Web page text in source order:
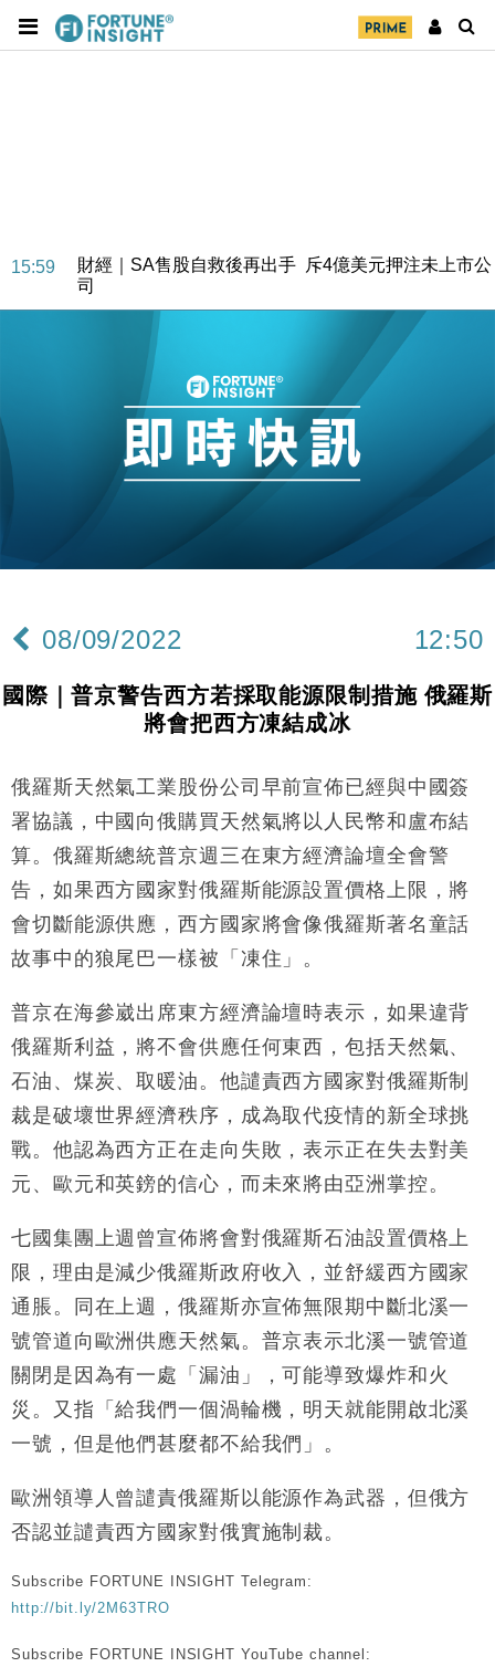
15:59
財經｜SA售股自救後再出手 斥4億美元押注未上市公
司
財經｜精星香港夥菜鳥拓全球智慧倉儲市場 加快海外
地產｜大酒店中期轉賺2300萬元 斥21億翻新香港及
國際｜特朗普赴洛杉磯高球場活動前 男子攜槍彈被捕
12:30
財經｜香港7月PMI回落至51 企業擴張放慢兼縮減人
財經｜黑石傳再籌逾360億美元 支援Anthropic租用
18:15
本地｜新世界K11 9月升級會員制度 增鉑金卡級別鎖
17:40
財經｜本港6月零售額連升14個月 珠寶鐘錶銷售升勢
50%
15:59
財經｜SA售股自救後再出手 斥4億美元押注未上市公
市場落地
14:50
地產｜大酒店中期轉賺2300萬元 斥21億翻新香港及
東京半島
12:30
財經｜香港7月PMI回落至51 企業擴張放慢兼縮減人
手
11:40
財經｜黑石傳再籌逾360億美元 支援Anthropic租用
Google晶片
10:57
財經｜美商務部擬擴大金屬關稅範圍 14類產品或加徵
25%
定高消費客群
17:40
財經｜本港6月零售額連升14個月 珠寶鐘錶銷售升勢
最強
16:33
財經｜滙控重啟最多10億美元回購 派息比率目標維持
50%
08/09/2022 12:50
國際｜普京警告西方若採取能源限制措施 俄羅斯
將會把西方凍結成冰
俄羅斯天然氣工業股份公司早前宣佈已經與中國簽
署協議，中國向俄購買天然氣將以人民幣和盧布結
算。俄羅斯總統普京週三在東方經濟論壇全會警
告，如果西方國家對俄羅斯能源設置價格上限，將
會切斷能源供應，西方國家將會像俄羅斯著名童話
故事中的狼尾巴一樣被「凍住」。
普京在海參崴出席東方經濟論壇時表示，如果違背
俄羅斯利益，將不會供應任何東西，包括天然氣、
石油、煤炭、取暖油。他譴責西方國家對俄羅斯制
裁是破壞世界經濟秩序，成為取代疫情的新全球挑
戰。他認為西方正在走向失敗，表示正在失去對美
元、歐元和英鎊的信心，而未來將由亞洲掌控。
七國集團上週曾宣佈將會對俄羅斯石油設置價格上
限，理由是減少俄羅斯政府收入，並舒緩西方國家
通脹。同在上週，俄羅斯亦宣佈無限期中斷北溪一
號管道向歐洲供應天然氣。普京表示北溪一號管道
關閉是因為有一處「漏油」，可能導致爆炸和火
災。又指「給我們一個渦輪機，明天就能開啟北溪
一號，但是他們甚麼都不給我們」。
歐洲領導人曾譴責俄羅斯以能源作為武器，但俄方
否認並譴責西方國家對俄實施制裁。
Subscribe FORTUNE INSIGHT Telegram:
http://bit.ly/2M63TRO
Subscribe FORTUNE INSIGHT YouTube channel: